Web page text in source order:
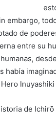
embargo,
de
entre su
había
de